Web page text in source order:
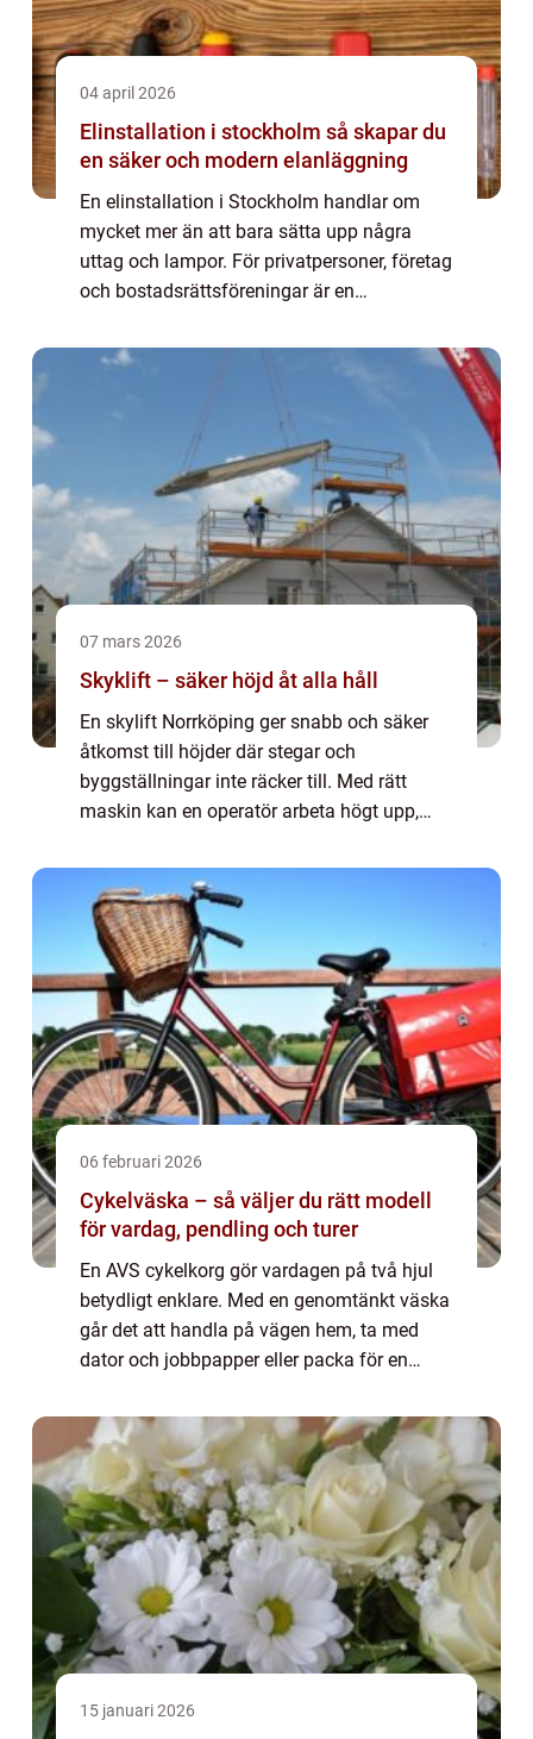
04 april 2026
Elinstallation i stockholm så skapar du
en säker och modern elanläggning
En elinstallation i Stockholm handlar om
mycket mer än att bara sätta upp några
uttag och lampor. För privatpersoner, företag
och bostadsrättsföreningar är en
säkerhet, komfort och energieffektivitet.
07 mars 2026
Skyklift – säker höjd åt alla håll
En skylift Norrköping ger snabb och säker
åtkomst till höjder där stegar och
byggställningar inte räcker till. Med rätt
maskin kan en operatör arbeta högt upp,
06 februari 2026
Cykelväska – så väljer du rätt modell
för vardag, pendling och turer
En AVS cykelkorg gör vardagen på två hjul
betydligt enklare. Med en genomtänkt väska
går det att handla på vägen hem, ta med
dator och jobbpapper eller packa för en
15 januari 2026